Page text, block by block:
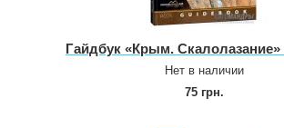
Гайдбук «Крым.
Нет в наличии
75 грн.